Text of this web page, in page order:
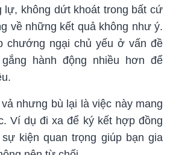
lự, không dứt khoát trong bất cứ
về những kết quả không như ý.
chướng ngại chủ yếu ở vấn đề
hành động nhiều hơn để
nhưng bù lại là việc này mang
Ví dụ đi xa để ký kết hợp đồng
kiện quan trọng giúp bạn gia